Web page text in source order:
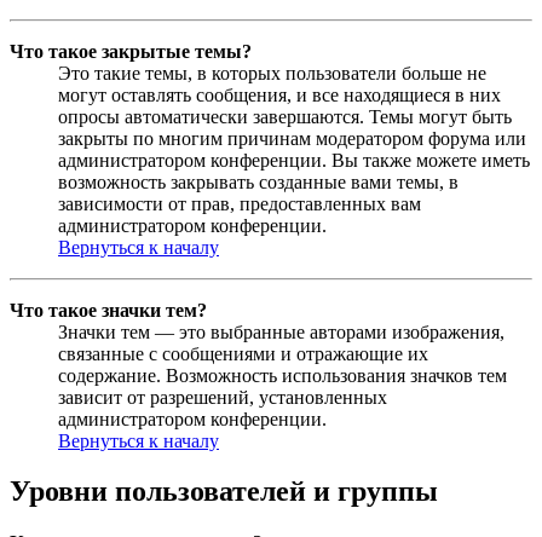
Что такое закрытые темы?
Это такие темы, в которых пользователи больше не
могут оставлять сообщения, и все находящиеся в них
опросы автоматически завершаются. Темы могут быть
закрыты по многим причинам модератором форума или
администратором конференции. Вы также можете иметь
возможность закрывать созданные вами темы, в
зависимости от прав, предоставленных вам
администратором конференции.
Вернуться к началу
Что такое значки тем?
Значки тем — это выбранные авторами изображения,
связанные с сообщениями и отражающие их
содержание. Возможность использования значков тем
зависит от разрешений, установленных
администратором конференции.
Вернуться к началу
Уровни пользователей и группы